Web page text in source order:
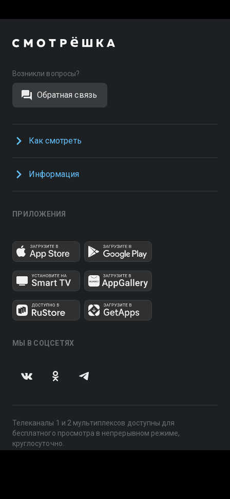
Возникли вопросы?
Обратная связь
Как смотреть
Информация
ПРИЛОЖЕНИЯ
МЫ В СОЦСЕТЯХ
Телеканалы 1 и 2 мультиплексов доступны для
бесплатного просмотра в непрерывном режиме,
круглосуточно.